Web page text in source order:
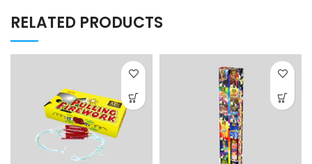
RELATED PRODUCTS